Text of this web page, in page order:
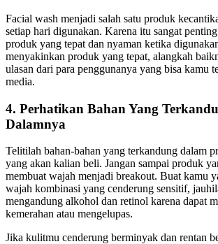
Facial wash menjadi salah satu produk
setiap hari digunakan. Karena itu sangat
produk yang tepat dan nyaman ketika
menyakinkan produk yang tepat, alangkah
ulasan dari para penggunanya yang bisa kamu
media.
4. Perhatikan Bahan Yang
Dalamnya
Telitilah bahan-bahan yang terkandung dalam
yang akan kalian beli. Jangan sampai produk
membuat wajah menjadi breakout. Buat kamu
wajah kombinasi yang cenderung sensitif,
mengandung alkohol dan retinol karena dapat
kemerahan atau mengelupas.
Jika kulitmu cenderung berminyak dan rentan